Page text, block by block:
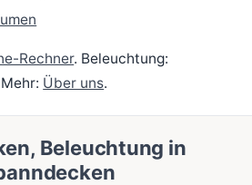
Rechner. Beleuchtung:
Über uns.
Beleuchtung in